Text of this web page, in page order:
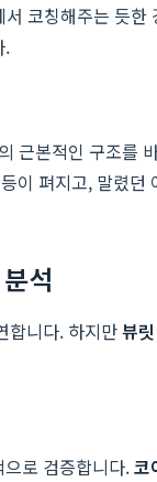
코칭해주는 듯
.
근본적인 구조
이 펴지고, 말렸
석
합니다. 하지만뷰
로 검증합니다.코